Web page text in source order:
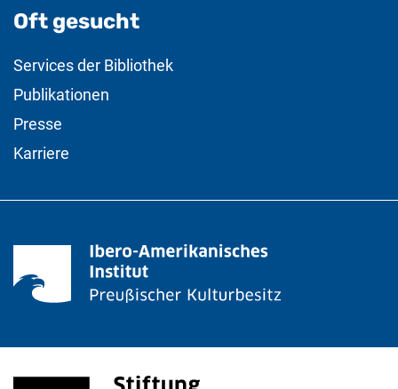
Oft gesucht
Services der Bibliothek
Publikationen
Presse
Karriere